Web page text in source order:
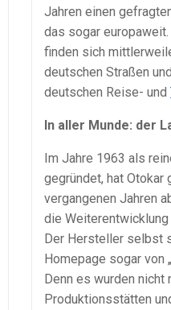
Jahren einen
das sogar
finden sich
deutschen Straßen
deutschen Reise- und
In aller Munde: der
Im Jahre 1963 als
gegründet, hat Otokar
vergangenen Jahren
die
Der Hersteller selbst
Homepage sogar von
Denn es wurden nicht
Produktionsstätten